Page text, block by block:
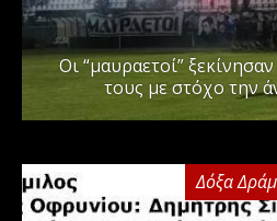
Οι “μαυραετοί”
τους με στόχο την
Δόξα